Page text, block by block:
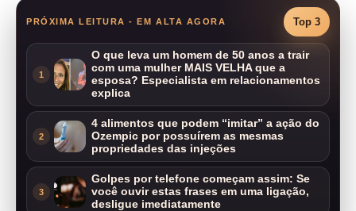
PRÓXIMA LEITURA - EM ALTA AGORA Top 3
1
O que leva um homem de 50 anos a trair
com uma mulher MAIS VELHA que a
esposa? Especialista em relacionamentos
explica
2
4 alimentos que podem “imitar” a ação do
Ozempic por possuírem as mesmas
propriedades das injeções
3
Golpes por telefone começam assim: Se
você ouvir estas frases em uma ligação,
desligue imediatamente